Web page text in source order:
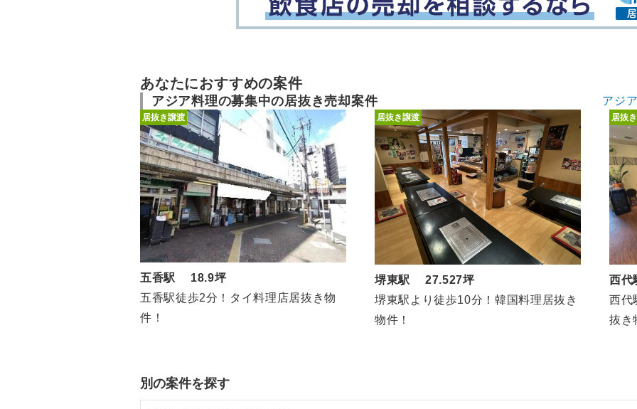
あなたにおすすめの案件
アジア料理の募集中の居抜き売却案件 アジ
居抜き譲渡
五香駅 18.9坪
五香駅徒歩2分！タイ料理店居抜き物
件！
居抜き譲渡
堺東駅 27.527坪
堺東駅より徒歩10分！韓国料理居抜き
物件！
居抜
西
西代
抜き
別の案件を探す